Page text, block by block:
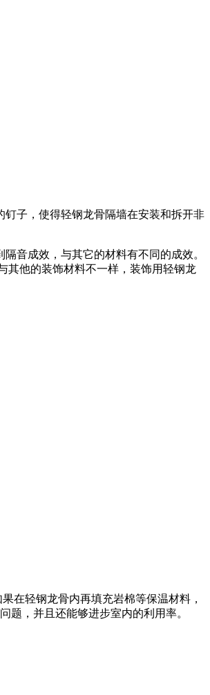
子，使得轻钢龙骨隔墙在安装和拆开非
音成效，与其它的材料有不同的成效。
其他的装饰材料不一样，装饰用轻钢龙
在轻钢龙骨内再填充岩棉等保温材料，
题，并且还能够进步室内的利用率。